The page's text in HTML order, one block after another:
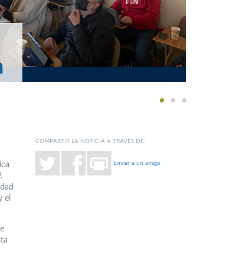
1 2 3
el
COMPARTIR LA NOTICIA A TRAVÉS DE:
Enviar a un amigo